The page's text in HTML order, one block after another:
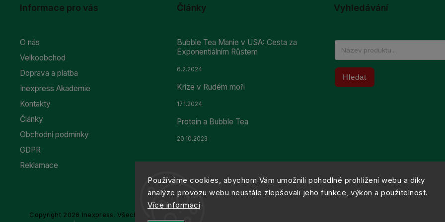
Používáme cookies, abychom Vám umožnili pohodlné prohlížení webu a díky
analýze provozu webu neustále zlepšovali jeho funkce, výkon a použitelnost.
Více informací
Informace pro vás
O nás
Velkoobchod
Doprava a platba
Inexpress Akademie
Kontakty
Články
Obchodní podmínky
GDPR
Reklamace
Články
Bubble Tea Manie v USA: Cesta za
Exponentiálním Růstem
6.2.2024
Krize v Rudém moři
17.1.2024
Protein a Bubble Tea
20.10.2023
Vyhledávání
Hledat
Copyright 2026 Inexpress. Všechna práva vyhrazena.